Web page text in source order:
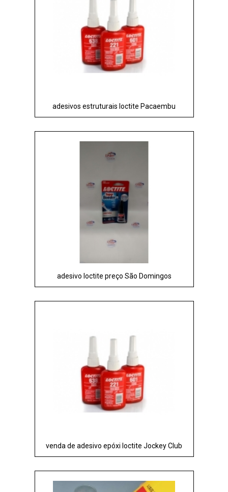
adesivos estruturais loctite Pacaembu
adesivo loctite preço São Domingos
venda de adesivo epóxi loctite Jockey Club